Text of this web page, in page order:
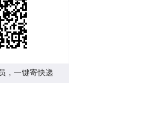
，一键寄快递